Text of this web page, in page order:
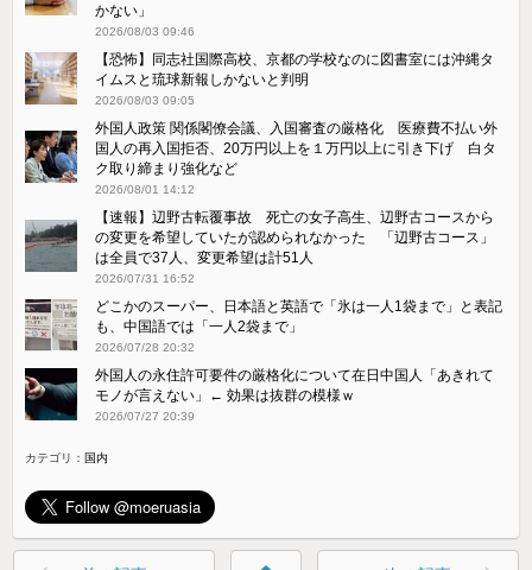
かない」
2026/08/03 09:46
【恐怖】同志社国際高校、京都の学校なのに図書室には沖縄タ
イムスと琉球新報しかないと判明
2026/08/03 09:05
外国人政策 関係閣僚会議、入国審査の厳格化 医療費不払い外
国人の再入国拒否、20万円以上を１万円以上に引き下げ 白タ
ク取り締まり強化など
2026/08/01 14:12
【速報】辺野古転覆事故 死亡の女子高生、辺野古コースから
の変更を希望していたが認められなかった 「辺野古コース」
は全員で37人、変更希望は計51人
2026/07/31 16:52
どこかのスーパー、日本語と英語で「氷は一人1袋まで」と表記
も、中国語では「一人2袋まで」
2026/07/28 20:32
外国人の永住許可要件の厳格化について在日中国人「あきれて
モノが言えない」← 効果は抜群の模様ｗ
2026/07/27 20:39
カテゴリ： 国内